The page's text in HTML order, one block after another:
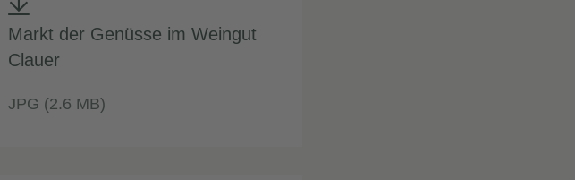
Markt der Genüsse im Weingut
Clauer
JPG (2.6 MB)